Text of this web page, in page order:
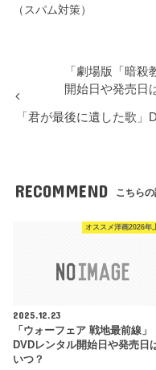
（スパム対策）
「劇場版「暗
開始日や発売日
「君が最後に遺した歌
RECOMMEND こちらの
オススメ洋画2026年
2025.12.23
「ウォーフェア 戦地最前線」
DVDレンタル開始日や発売日
いつ？